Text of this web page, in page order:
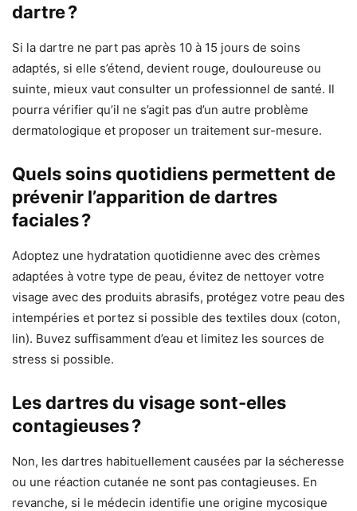
dartre ?
Si la dartre ne part pas après 10 à 15 jours de soins
adaptés, si elle s’étend, devient rouge, douloureuse ou
suinte, mieux vaut consulter un professionnel de santé. Il
pourra vérifier qu’il ne s’agit pas d’un autre problème
dermatologique et proposer un traitement sur-mesure.
Quels soins quotidiens permettent de
prévenir l’apparition de dartres
faciales ?
Adoptez une hydratation quotidienne avec des crèmes
adaptées à votre type de peau, évitez de nettoyer votre
visage avec des produits abrasifs, protégez votre peau des
intempéries et portez si possible des textiles doux (coton,
lin). Buvez suffisamment d’eau et limitez les sources de
stress si possible.
Les dartres du visage sont-elles
contagieuses ?
Non, les dartres habituellement causées par la sécheresse
ou une réaction cutanée ne sont pas contagieuses. En
revanche, si le médecin identifie une origine mycosique